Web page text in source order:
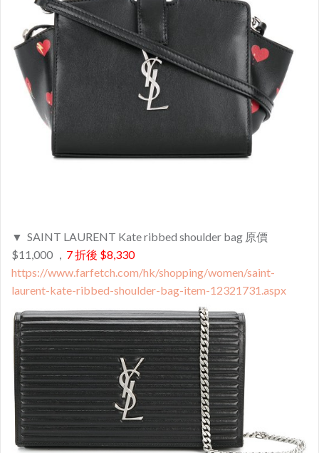
▼ SAINT LAURENT Kate ribbed shoulder bag 原價
$11,000 ， 7 折後 $8,330
https://www.farfetch.com/hk/shopping/women/saint-
laurent-kate-ribbed-shoulder-bag-item-12321731.aspx